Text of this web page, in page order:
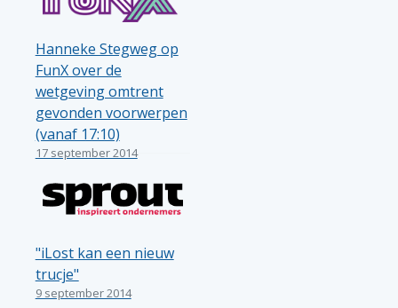
Hanneke Stegweg op
FunX over de
wetgeving omtrent
gevonden voorwerpen
(vanaf 17:10)
17 september 2014
"iLost kan een nieuw
trucje"
9 september 2014